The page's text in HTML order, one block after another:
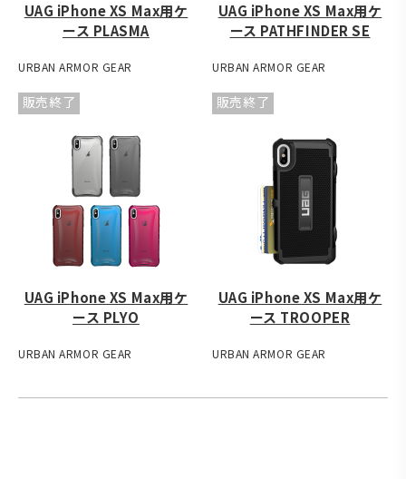
UAG iPhone XS Max用ケ
ース PLASMA
URBAN ARMOR GEAR
UAG iPhone XS Max用ケ
ース PATHFINDER SE
URBAN ARMOR GEAR
販売終了
UAG iPhone XS Max用ケ
ース PLYO
URBAN ARMOR GEAR
販売終了
UAG iPhone XS Max用ケ
ース TROOPER
URBAN ARMOR GEAR